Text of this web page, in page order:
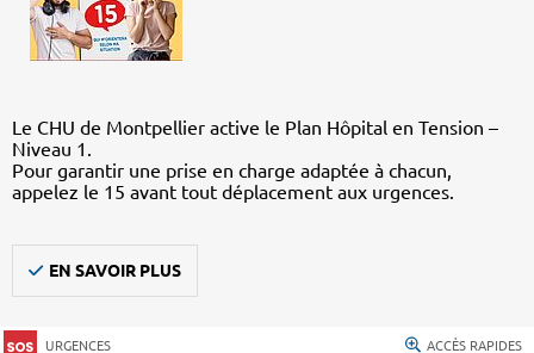
Le CHU de Montpellier active le Plan Hôpital en Tension –
Niveau 1.
Pour garantir une prise en charge adaptée à chacun,
appelez le 15 avant tout déplacement aux urgences.
EN SAVOIR PLUS
URGENCES ACCÈS RAPIDES